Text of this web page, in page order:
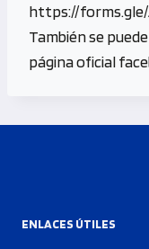
https://forms.gle/
También se
página oficial
ENLACES ÚTILES